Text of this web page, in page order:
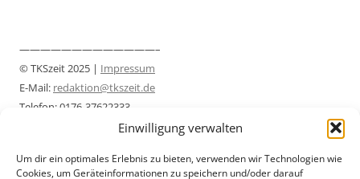
Einwilligung verwalten
Um dir ein optimales Erlebnis zu bieten, verwenden wir Technologien wie
Cookies, um Geräteinformationen zu speichern und/oder darauf
—————————————–
© TKSzeit 2025 | Impressum
E-Mail: redaktion@tkszeit.de
Telefon: 0176-37622333
Datenschutzerklärung